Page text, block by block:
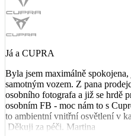
Já a CUPRA
Byla jsem maximálně
samotným vozem. Z pana
osobního fotografa a již se hrdě
osobním FB - moc nám to s
to ambientní vnitřní osvětlení v
Děkuji za péči. Martina